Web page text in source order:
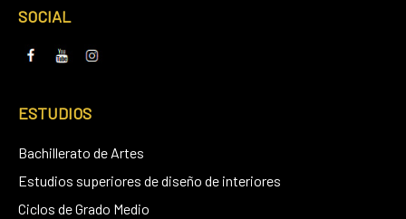
SOCIAL
ESTUDIOS
Bachillerato de Artes
Estudios superiores de diseño de interiores
Ciclos de Grado Medio